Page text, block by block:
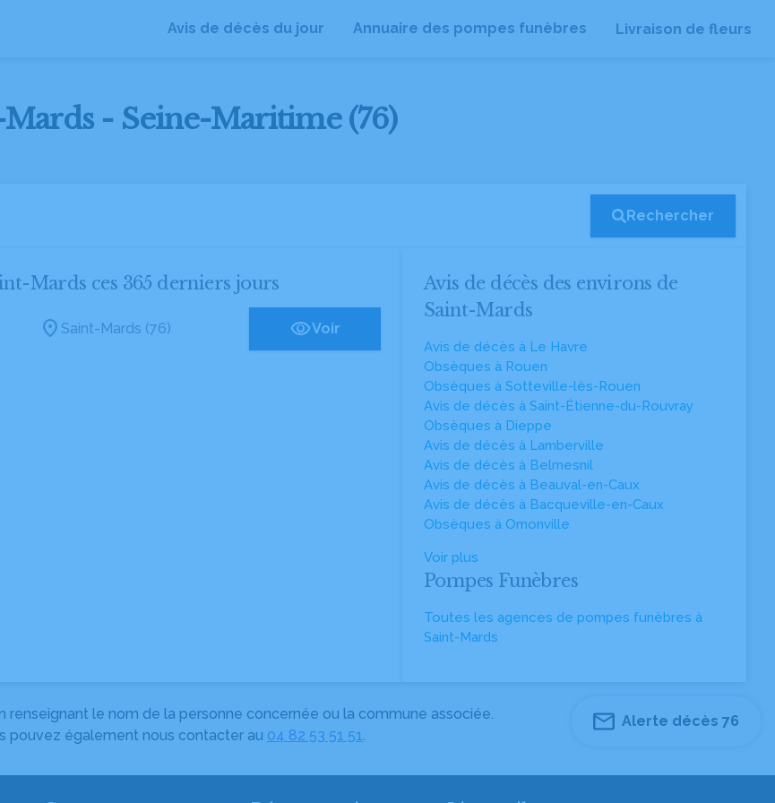
Avis de décès du jour Annuaire des pompes funèbres Livraison de fleurs
- Seine-Maritime (76)
Rechercher
Mards ces 365 derniers jours
Saint-Mards (76) Voir
Avis de décès des environs de
Saint-Mards
Avis de décès à Le Havre
Obsèques à Rouen
Obsèques à Sotteville-lès-Rouen
Avis de décès à Saint-Étienne-du-Rouvray
Obsèques à Dieppe
Avis de décès à Lamberville
Avis de décès à Belmesnil
Avis de décès à Beauval-en-Caux
Avis de décès à Bacqueville-en-Caux
Obsèques à Omonville
Voir plus
Pompes Funèbres
Toutes les agences de pompes funèbres à
Saint-Mards
renseignant le nom de la personne concernée ou la commune associée.
pouvez également nous contacter au 04 82 53 51 51.
Alerte décès 76